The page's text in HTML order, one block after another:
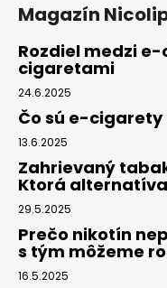
Magazín
Rozdiel medzi
cigaretami
24.6.2025
Čo sú e-
13.6.2025
Zahrievaný
Ktorá
29.5.2025
Prečo nikotín
s tým môžeme
16.5.2025